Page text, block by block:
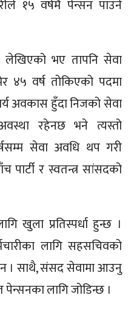
१५ वर्षमै पेन्सन पाउने
भए तापनि सेवा
४५ वर्ष तोकिएको पदमा
अवकास हुँदा निजको सेवा
रहेनछ भने त्यस्तो
सेवा अवधि थप गरी
पार्टी र स्वतन्त्र सांसदको
खुला प्रतिस्पर्धा हुन्छ ।
लागि सहसचिवको
। साथै, संसद सेवामा आउनु
लागि जोडिन्छ ।